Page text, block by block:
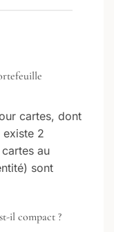
cartes, dont
existe 2
au
sont
il compact ?